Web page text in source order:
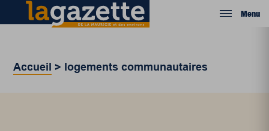
Menu
Accueil > logements communautaires